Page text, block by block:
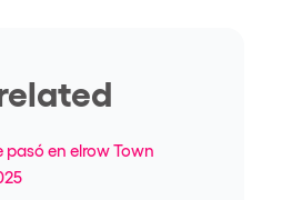
pasó en elrow Town